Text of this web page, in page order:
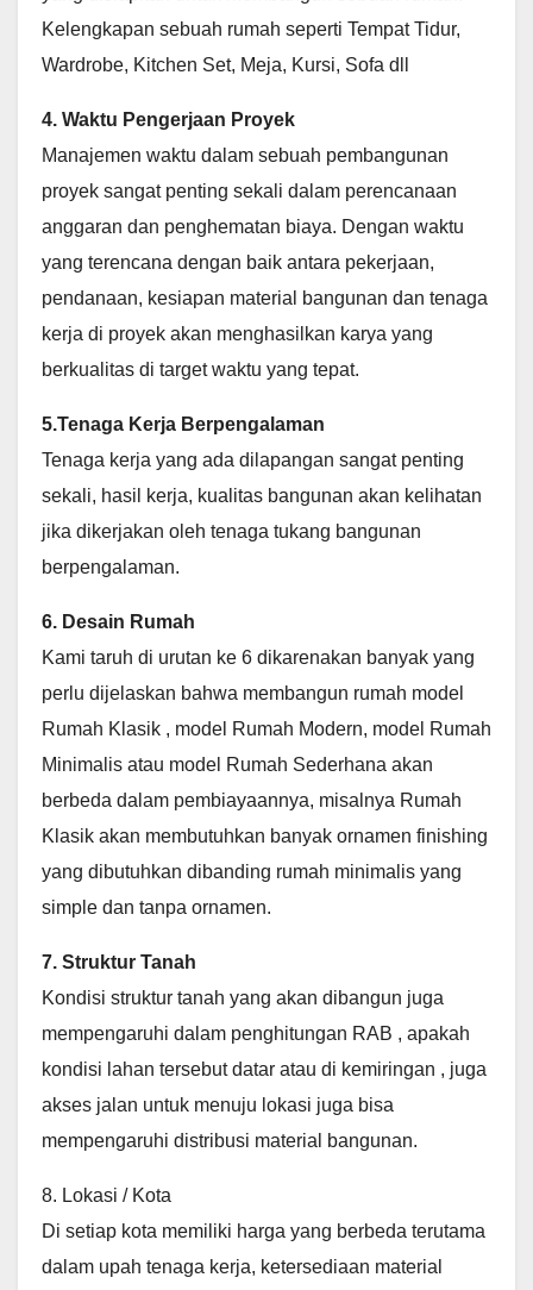
Kelengkapan sebuah rumah seperti Tempat Tidur,
Wardrobe, Kitchen Set, Meja, Kursi, Sofa dll
4. Waktu Pengerjaan Proyek
Manajemen waktu dalam sebuah pembangunan
proyek sangat penting sekali dalam perencanaan
anggaran dan penghematan biaya. Dengan waktu
yang terencana dengan baik antara pekerjaan,
pendanaan, kesiapan material bangunan dan tenaga
kerja di proyek akan menghasilkan karya yang
berkualitas di target waktu yang tepat.
5.Tenaga Kerja Berpengalaman
Tenaga kerja yang ada dilapangan sangat penting
sekali, hasil kerja, kualitas bangunan akan kelihatan
jika dikerjakan oleh tenaga tukang bangunan
berpengalaman.
6. Desain Rumah
Kami taruh di urutan ke 6 dikarenakan banyak yang
perlu dijelaskan bahwa membangun rumah model
Rumah Klasik , model Rumah Modern, model Rumah
Minimalis atau model Rumah Sederhana akan
berbeda dalam pembiayaannya, misalnya Rumah
Klasik akan membutuhkan banyak ornamen finishing
yang dibutuhkan dibanding rumah minimalis yang
simple dan tanpa ornamen.
7. Struktur Tanah
Kondisi struktur tanah yang akan dibangun juga
mempengaruhi dalam penghitungan RAB , apakah
kondisi lahan tersebut datar atau di kemiringan , juga
akses jalan untuk menuju lokasi juga bisa
mempengaruhi distribusi material bangunan.
8. Lokasi / Kota
Di setiap kota memiliki harga yang berbeda terutama
dalam upah tenaga kerja, ketersediaan material